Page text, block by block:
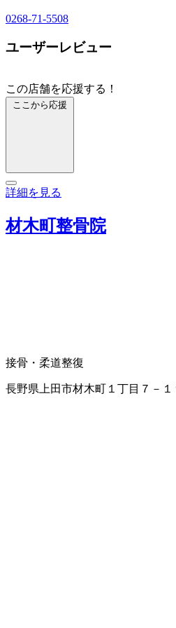
0268-71-5508
ユーザーレビュー
この店舗を応援する！
ここから応援
詳細を見る
材木町整骨院
接骨・柔道整復
長野県上田市材木町１丁目７－１